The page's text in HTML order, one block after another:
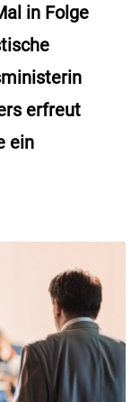
in Folge
erfreut
ein